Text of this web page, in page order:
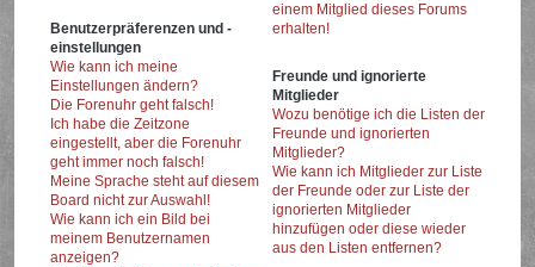
Benutzerpräferenzen und -
einstellungen
Wie kann ich meine
Einstellungen ändern?
Die Forenuhr geht falsch!
Ich habe die Zeitzone
eingestellt, aber die Forenuhr
geht immer noch falsch!
Meine Sprache steht auf diesem
Board nicht zur Auswahl!
Wie kann ich ein Bild bei
meinem Benutzernamen
anzeigen?
einem Mitglied dieses Forums
erhalten!
Freunde und ignorierte
Mitglieder
Wozu benötige ich die Listen der
Freunde und ignorierten
Mitglieder?
Wie kann ich Mitglieder zur Liste
der Freunde oder zur Liste der
ignorierten Mitglieder
hinzufügen oder diese wieder
aus den Listen entfernen?